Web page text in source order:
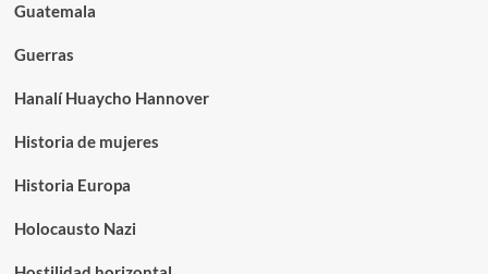
Guatemala
Guerras
Hanalí Huaycho Hannover
Historia de mujeres
Historia Europa
Holocausto Nazi